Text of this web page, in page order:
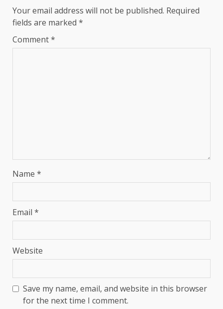
Your email address will not be published. Required
fields are marked *
Comment*
Name *
Email *
Website
Save my name, email, and website in this browser
for the next time I comment.